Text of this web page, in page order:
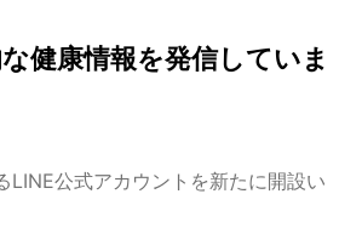
健康情報を発信していま
LINE公式アカウントを新たに開設い